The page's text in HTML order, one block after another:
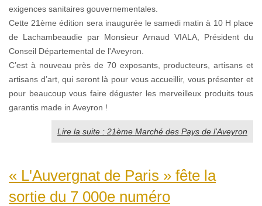
exigences sanitaires gouvernementales.
Cette 21ème édition sera inaugurée le samedi matin à 10 H place
de Lachambeaudie par Monsieur Arnaud VIALA, Président du
Conseil Départemental de l'Aveyron.
C’est à nouveau près de 70 exposants, producteurs, artisans et
artisans d’art, qui seront là pour vous accueillir, vous présenter et
pour beaucoup vous faire déguster les merveilleux produits tous
garantis made in Aveyron !
Lire la suite : 21ème Marché des Pays de l'Aveyron
« L'Auvergnat de Paris » fête la
sortie du 7 000e numéro